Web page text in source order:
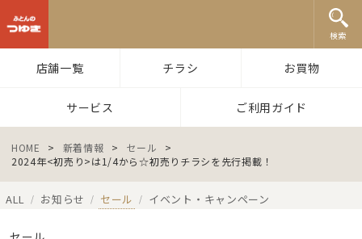
検索
店舗一覧 チラシ お買物
サービス ご利用ガイド
HOME > 新着情報 > セール
>
2024年<初売り>は1/4から☆初売りチラシを先行掲載！
ALL / お知らせ / セール / イベント・キャンペーン